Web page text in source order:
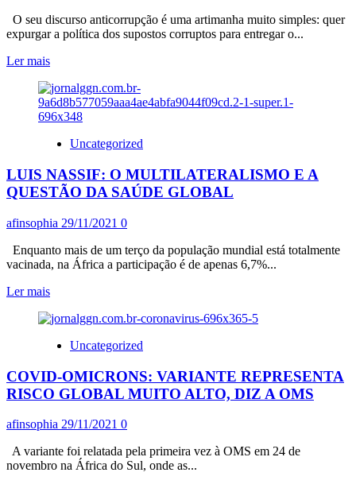
SER
GRATUITA
TODA
DO
PLANETA;
LULA
UM
SIGNATÁRIOS
O seu discurso anticorrupção é uma artimanha muito simples: quer
expurgar a política dos supostos corruptos para entregar o...
Ler maisLeia
sobre
ALDO
FORNAZIERI:
SÍNTESE
DA
PERVERSIDADE
Uncategorized
LUIS NASSIF: O MULTILATERALISMO E A
QUESTÃO DA SAÚDE GLOBAL
afinsophia 29/11/2021 0
Enquanto mais de um terço da população mundial está totalmente
vacinada, na África a participação é de apenas 6,7%...
Ler maisLeia
sobre
NASSIF:
MULTILATERALISMO
E
A
QUESTÃO
DA
SAÚDE
GLOBAL
Uncategorized
COVID-OMICRONS: VARIANTE REPRESENTA
RISCO GLOBAL MUITO ALTO, DIZ A OMS
afinsophia 29/11/2021 0
A variante foi relatada pela primeira vez à OMS em 24 de
novembro na África do Sul, onde as...